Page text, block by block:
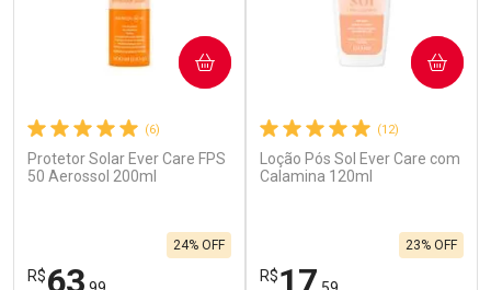
(6)
Protetor Solar Ever Care FPS
50 Aerossol 200ml
R$63
24% OFF
COMPRAR
(12)
Loção Pós Sol Ever Care com
Calamina 120ml
R$17
23% OFF
COMPRAR